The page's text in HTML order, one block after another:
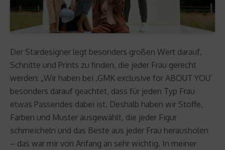
Der Stardesigner legt besonders großen Wert darauf,
Schnitte und Prints zu finden, die jeder Frau gerecht
werden: „Wir haben bei ‚GMK exclusive for ABOUT YOU‘
besonders darauf geachtet, dass für jeden Typ Frau
etwas Passendes dabei ist. Deshalb haben wir Stoffe,
Farben und Muster ausgewählt, die jeder Figur
schmeicheln und das Beste aus jeder Frau herausholen
– das war mir von Anfang an sehr wichtig. In meiner